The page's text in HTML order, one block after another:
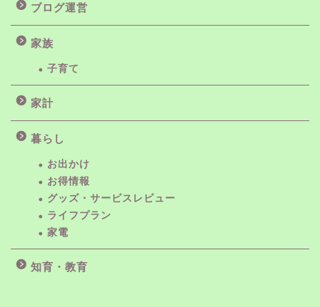
ブログ運営
家族
子育て
家計
暮らし
お出かけ
お得情報
グッズ・サービスレビュー
ライフプラン
家電
知育・教育